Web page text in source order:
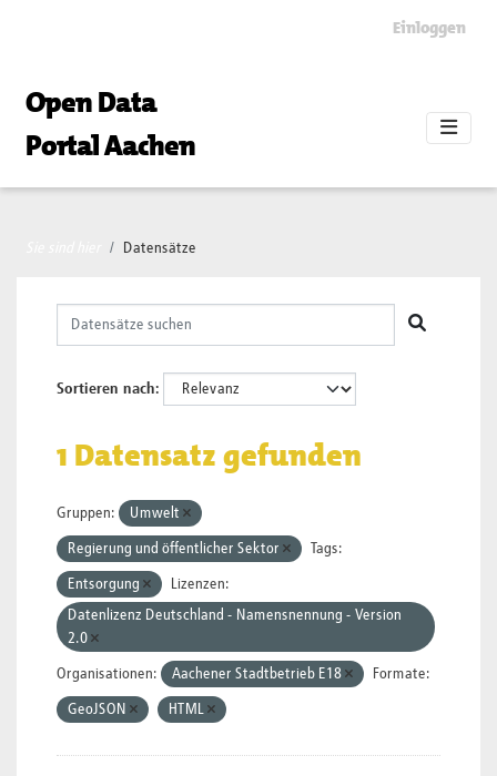
Einloggen
Open Data
Portal Aachen
Datensätze
Sortieren nach
1 Datensatz gefunden
Gruppen: Umwelt
Regierung und öffentlicher Sektor Tags:
Entsorgung
Lizenzen:
Datenlizenz Deutschland - Namensnennung - Version
2.0
Organisationen: Aachener Stadtbetrieb E18 Formate:
GeoJSON HTML